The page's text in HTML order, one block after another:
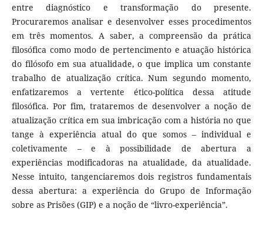
entre diagnóstico e transformação do presente.
Procuraremos analisar e desenvolver esses procedimentos
em três momentos. A saber, a compreensão da prática
filosófica como modo de pertencimento e atuação histórica
do filósofo em sua atualidade, o que implica um constante
trabalho de atualização crítica. Num segundo momento,
enfatizaremos a vertente ético-política dessa atitude
filosófica. Por fim, trataremos de desenvolver a noção de
atualização crítica em sua imbricação com a história no que
tange à experiência atual do que somos – individual e
coletivamente – e à possibilidade de abertura a
experiências modificadoras na atualidade, da atualidade.
Nesse intuito, tangenciaremos dois registros fundamentais
dessa abertura: a experiência do Grupo de Informação
sobre as Prisões (GIP) e a noção de “livro-experiência”.